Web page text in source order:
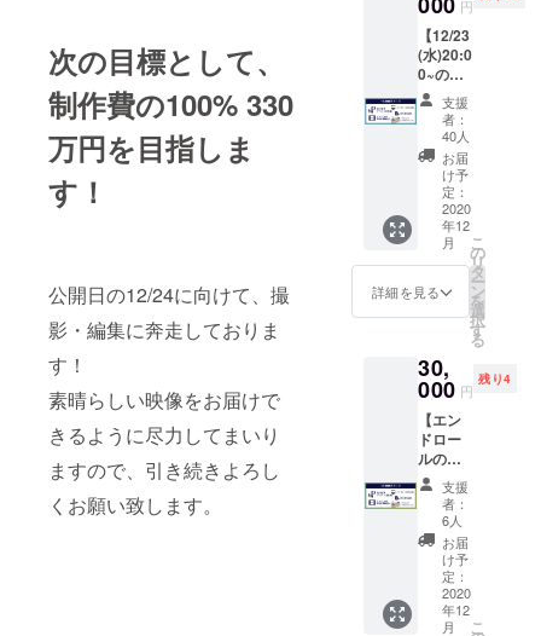
次の目標として、
制作費の100% 330
万円を目指しま
す！
公開日の12/24に向けて、撮
影・編集に奔走しておりま
す！
素晴らしい映像をお届けで
きるように尽力してまいり
ますので、引き続きよろし
くお願い致します。
年1月の
お届け
となり
ます。
◎オン
ライン
での本
編先行
公開
12/24(
木)の公
開に先
んじ
足先に
本編映
だける
限定
URLを
お送り
いたし
ます。
※URLの
共有は
なさら
ないよ
う、ご
注意く
ださ
い。 ※
カー
・オン
ライン
での本
編動画
先行公
開 ・本
編脚本
データ
◎エン
ドロー
ルお名
前掲載
(小) 本
編エン
のお名
前を掲
載させ
ていた
だきま
す。
お名前
は8文字
以下で
お願い
いたし
ます。
※注意点
・エン
円
【12/23
(水)20:0
0~のイ
ベント
に参加
いただ
ける
コース
す。】
■リター
ン内容
・先行
試写イ
ベント
参加券
水)20:0
0~@渋
谷 ・エ
ンド
ロール
お名前
掲載(小)
・限定
オリジ
ナルク
リアス
テッ
カー
・オン
支援
者：
40人
お届
け予
定：
2020
年12
月
詳細を見る
こ
の
リ
タ
ー
ン
を
選
択
す
る
30,
000 円
残り4
【エン
ドロー
ルのお
名前掲
載が中
となり
ま
す。】
■リター
ン内容
・先行
支援
者：
6人
お届
け予
定：
2020
年12
月
こ